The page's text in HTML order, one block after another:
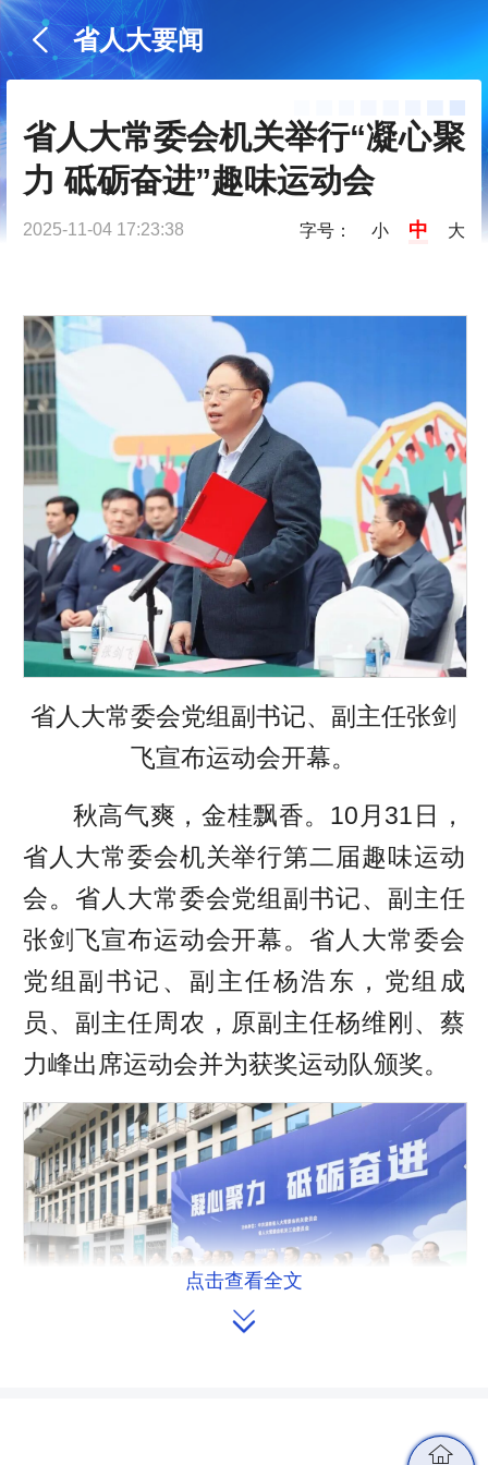
省人大要闻
省人大常委会机关举行“凝心聚
力 砥砺奋进”趣味运动会
2025-11-04 17:23:38 字号： 小 中 大
省人大常委会党组副书记、副主任张剑
飞宣布运动会开幕。
秋高气爽，金桂飘香。10月31日，
省人大常委会机关举行第二届趣味运动
会。省人大常委会党组副书记、副主任
张剑飞宣布运动会开幕。省人大常委会
党组副书记、副主任杨浩东，党组成
员、副主任周农，原副主任杨维刚、蔡
力峰出席运动会并为获奖运动队颁奖。
点击查看全文
